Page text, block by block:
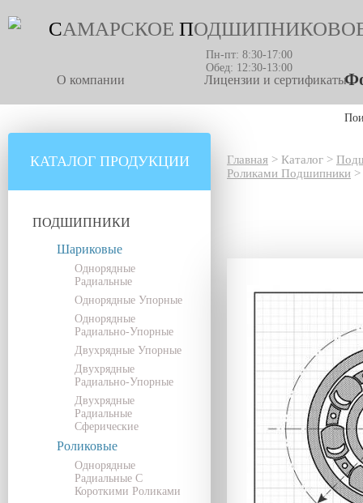
САМАРСКОЕ П
Пн-пт: 8:30-17:00
Обед: 12:30-13:00
О компании Лицензии и сертификаты
КАТАЛОГ ПРОДУКЦИИ
ПОДШИПНИКИ
Шариковые
Однорядные
Радиальные
Однорядные Упорные
Однорядные
Радиально-Упорные
Двухрядные Упорные
Двухрядные
Радиально-Упорные
Двухрядные
Радиальные
Сферические
Роликовые
Однорядные
Радиальные С
Короткими Роликами
Главная > Каталог >
Роликами Подшипники >